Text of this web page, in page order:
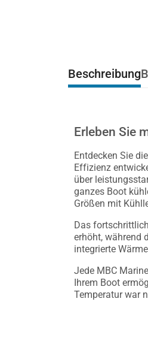
Beschreibung
Erleben Sie
Entdecken Sie
Effizienz
über
ganzes Boot
Größen mit
Das
erhöht, während
integrierte
Jede MBC
Ihrem Boot
Temperatur war